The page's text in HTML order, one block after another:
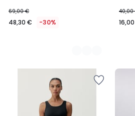
69,00 €
48,30 € -30%